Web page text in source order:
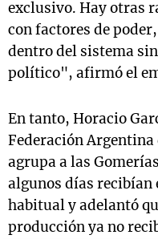
exclusivo. Hay otras
con factores de
dentro del sistema
político", afirmó el
En tanto, Horacio
Federación
agrupa a las
algunos días recibían
habitual y adelantó
producción ya no